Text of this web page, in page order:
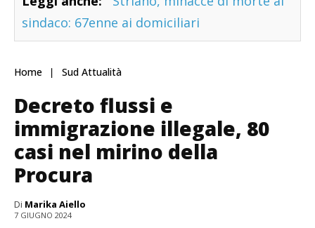
sindaco: 67enne ai domiciliari
Home Sud Attualità
Decreto flussi e
immigrazione illegale, 80
casi nel mirino della
Procura
Di Marika Aiello
7 GIUGNO 2024